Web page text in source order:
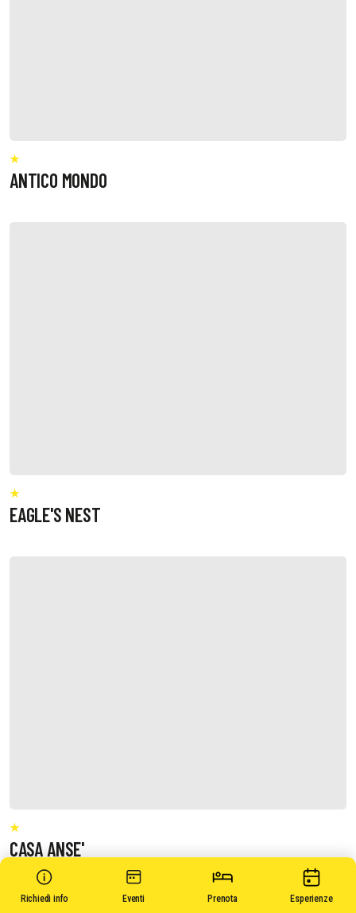
Richiedi info Eventi Prenota Esperienze
ANTICO MONDO
EAGLE'S NEST
CASA ANSE'